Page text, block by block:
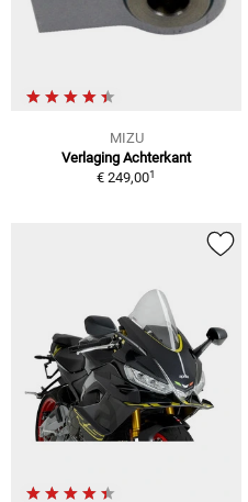
MIZU
Verlaging Achterkant
€ 249,001